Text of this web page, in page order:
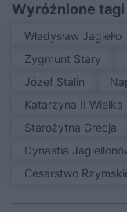
Wyróżnione tagi
Władysław Jagiełło
Zygmunt Stary
Józef Stalin
Katarzyna II Wielka
Starożytna Grecja
Dynastia
Cesarstwo